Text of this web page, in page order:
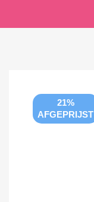
21%
AFGEPRIJST